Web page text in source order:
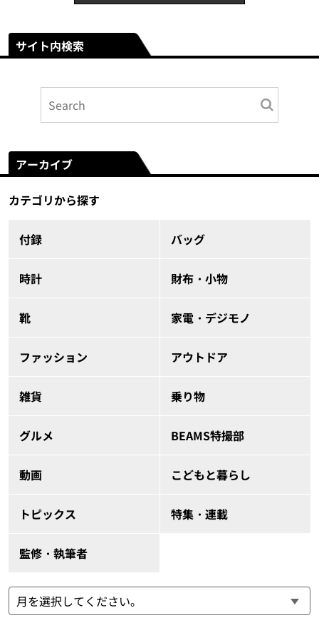
サイト内検索
アーカイブ
カテゴリから探す
付録 バッグ
時計 財布・小物
靴 家電・デジモノ
ファッション アウトドア
雑貨 乗り物
グルメ BEAMS特撮部
動画 こどもと暮らし
トピックス 特集・連載
監修・執筆者